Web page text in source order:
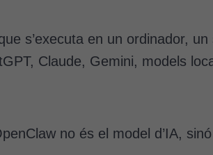
s’executa en un ordinador,
Claude, Gemini, models
no és el model d’IA,